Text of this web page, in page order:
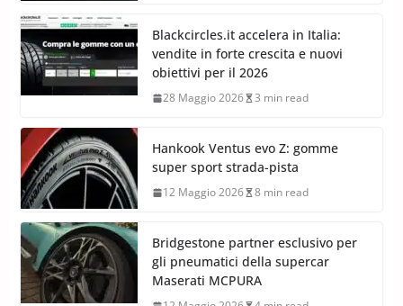
Blackcircles.it accelera in Italia:
vendite in forte crescita e nuovi
obiettivi per il 2026
28 Maggio 2026 3 min read
Hankook Ventus evo Z: gomme
super sport strada-pista
12 Maggio 2026 8 min read
Bridgestone partner esclusivo per
gli pneumatici della supercar
Maserati MCPURA